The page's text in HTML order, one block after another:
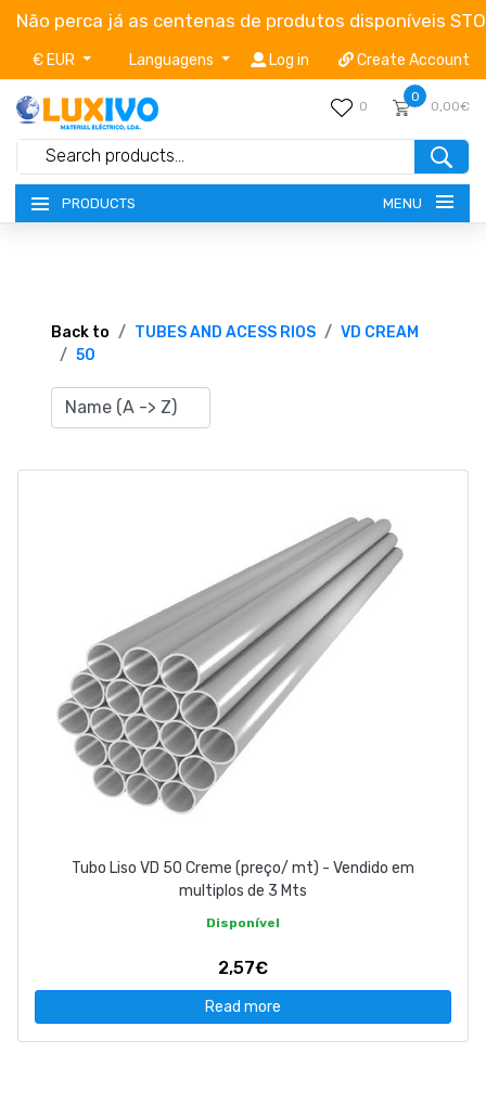
Não perca já as centenas de produtos disponíveis
€ EUR Languagens Log in Create Account
0
0
0,00€
PRODUCTS MENU
TERMS OF SERVICE
geral@luxivo.pt
Back to TUBES AND ACESS RIOS
VD CREAM
50
Tubo Liso VD 50 Creme (preço/ mt) - Vendido em
multiplos de 3 Mts
Disponível
2,57€
Read more